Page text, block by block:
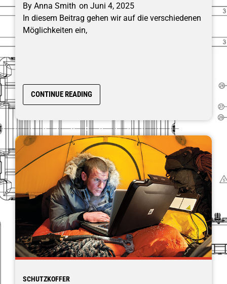
By Anna Smith on Juni 4, 2025
In diesem Beitrag gehen wir auf die verschiedenen
Möglichkeiten ein,
CONTINUE READING
SCHUTZKOFFER